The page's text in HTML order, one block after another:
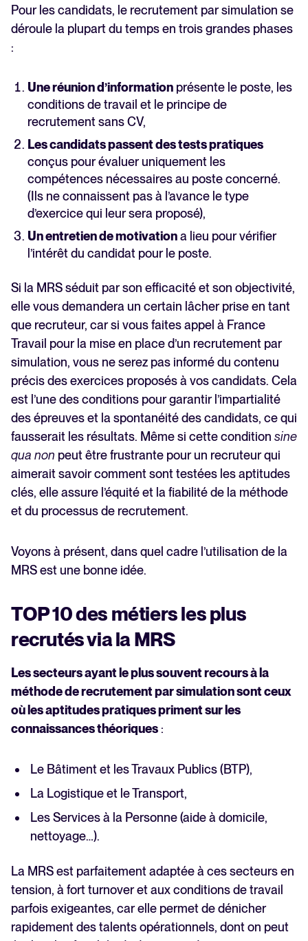
Pour les candidats, le recrutement par simulation se
déroule la plupart du temps en trois grandes phases
:
Une réunion d’information présente le poste, les
conditions de travail et le principe de
recrutement sans CV,
Les candidats passent des tests pratiques
conçus pour évaluer uniquement les
compétences nécessaires au poste concerné.
(Ils ne connaissent pas à l’avance le type
d’exercice qui leur sera proposé),
Un entretien de motivationa lieu pour vérifier
l’intérêt du candidat pour le poste.
Si la MRS séduit par son efficacité et son objectivité,
elle vous demandera un certain lâcher prise en tant
que recruteur, car si vous faites appel à France
Travail pour la mise en place d’un recrutement par
simulation, vous ne serez pas informé du contenu
précis des exercices proposés à vos candidats. Cela
est l’une des conditions pour garantir l’impartialité
des épreuves et la spontanéité des candidats, ce qui
fausserait les résultats. Même si cette condition sine
qua non peut être frustrante pour un recruteur qui
aimerait savoir comment sont testées les aptitudes
clés, elle assure l’équité et la fiabilité de la méthode
et du processus de recrutement.
Voyons à présent, dans quel cadre l’utilisation de la
MRS est une bonne idée.
TOP 10 des métiers les plus
recrutés via la MRS
Les secteurs ayant le plus souvent recours à la
méthode de recrutement par simulation sont ceux
où les aptitudes pratiques priment sur les
connaissances théoriques:
Le Bâtiment et les Travaux Publics (BTP),
La Logistique et le Transport,
Les Services à la Personne (aide à domicile,
nettoyage…).
La MRS est parfaitement adaptée à ces secteurs en
tension, à fort turnover et aux conditions de travail
parfois exigeantes, car elle permet de dénicher
rapidement des talents opérationnels, dont on peut